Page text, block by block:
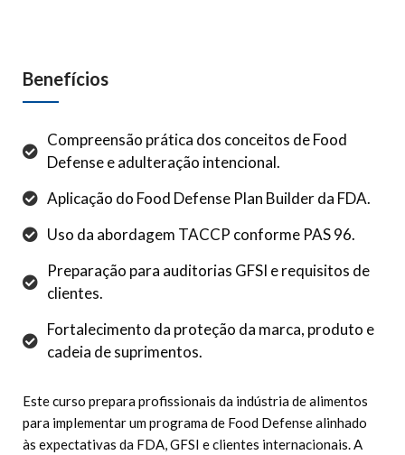
Benefícios
Compreensão prática dos conceitos de Food
Defense e adulteração intencional.
Aplicação do Food Defense Plan Builder da FDA.
Uso da abordagem TACCP conforme PAS 96.
Preparação para auditorias GFSI e requisitos de
clientes.
Fortalecimento da proteção da marca, produto e
cadeia de suprimentos.
Este curso prepara profissionais da indústria de alimentos
para implementar um programa de Food Defense alinhado
às expectativas da FDA, GFSI e clientes internacionais. A